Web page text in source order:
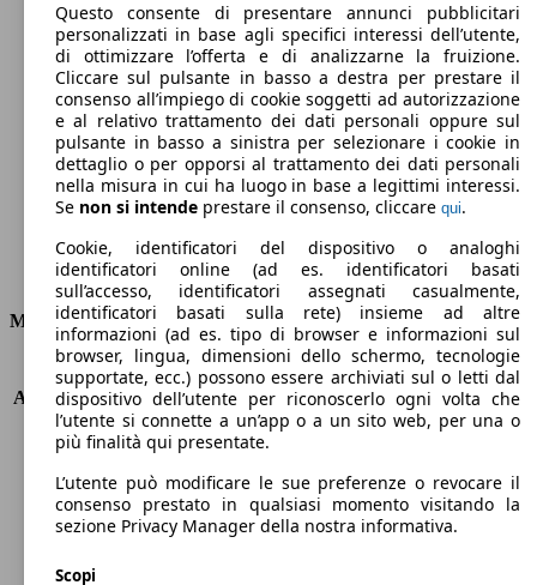
105 g/km
Emissioni di CO2 (combinato)*
Consumi
Motore e Prestazioni
KW (PS)
88 kW (120 PS)
Accelerazione (0-100 km/h)
11.3s
Velocità massima (km/h)
184 km/h
Numero di marce
6
Coppia
270 nm
Cilindrata
1499 ccm
Carburante
Diesel
Questo consente di presentare annunci pubblicitari
personalizzati in base agli specifici interessi dell’utente,
di ottimizzare l’offerta e di analizzarne la fruizione.
Cliccare sul pulsante in basso a destra per prestare il
consenso all’impiego di cookie soggetti ad autorizzazione
e al relativo trattamento dei dati personali oppure sul
pulsante in basso a sinistra per selezionare i cookie in
dettaglio o per opporsi al trattamento dei dati personali
nella misura in cui ha luogo in base a legittimi interessi.
Se non si intende prestare il consenso, cliccare qui.
Cookie, identificatori del dispositivo o analoghi
identificatori online (ad es. identificatori basati
sull’accesso, identificatori assegnati casualmente,
identificatori basati sulla rete) insieme ad altre
informazioni (ad es. tipo di browser e informazioni sul
browser, lingua, dimensioni dello schermo, tecnologie
supportate, ecc.) possono essere archiviati sul o letti dal
dispositivo dell’utente per riconoscerlo ogni volta che
l’utente si connette a un’app o a un sito web, per una o
più finalità qui presentate.
L’utente può modificare le sue preferenze o revocare il
consenso prestato in qualsiasi momento visitando la
sezione Privacy Manager della nostra informativa.
Scopi